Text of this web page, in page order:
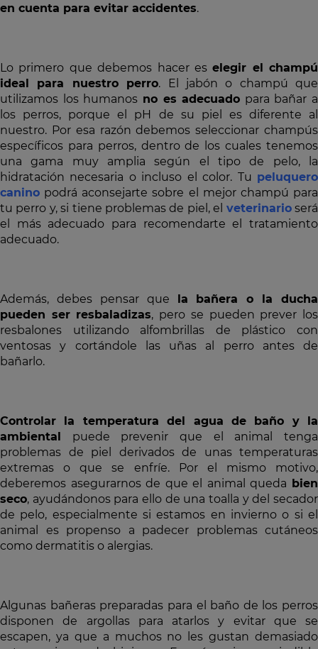
en cuenta para evitar accidentes.
Lo primero que debemos hacer eselegir el champú
ideal para nuestro perro. El jabón o champú que
utilizamos los humanos no es adecuado para bañar a
los perros, porque el pH de su piel es diferente al
nuestro. Por esa razón debemos seleccionar champús
específicos para perros, dentro de los cuales tenemos
una gama muy amplia según el tipo de pelo, la
hidratación necesaria o incluso el color. Tu peluquero
canino podrá aconsejarte sobre el mejor champú para
tu perro y, si tiene problemas de piel, el veterinarioserá
el más adecuado para recomendarte el tratamiento
adecuado.
Además, debes pensar que la bañera o la ducha
pueden ser resbaladizas, pero se pueden prever los
resbalones utilizando alfombrillas de plástico con
ventosas y cortándole las uñas al perro antes de
bañarlo.
Controlar la temperatura del agua de baño y la
ambiental puede prevenir que el animal tenga
problemas de piel derivados de unas temperaturas
extremas o que se enfríe. Por el mismo motivo,
deberemos asegurarnos de que el animal queda bien
seco, ayudándonos para ello de una toalla y del secador
de pelo, especialmente si estamos en invierno o si el
animal es propenso a padecer problemas cutáneos
como dermatitis o alergias.
Algunas bañeras preparadas para el baño de los perros
disponen de argollas para atarlos y evitar que se
escapen, ya que a muchos no les gustan demasiado